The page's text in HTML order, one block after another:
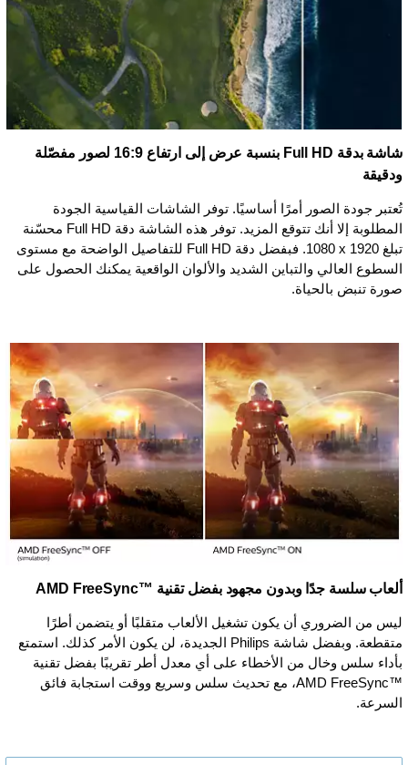
شاشة بدقة Full HD بنسبة عرض إلى ارتفاع 16:9 لصور مفصّلة
ودقيقة
تُعتبر جودة الصور أمرًا أساسيًا. توفر الشاشات القياسية الجودة
المطلوبة إلا أنك تتوقع المزيد. توفر هذه الشاشة دقة Full HD محسّنة
تبلغ ‏1920 x ‏1080. فبفضل دقة Full HD للتفاصيل الواضحة مع مستوى
السطوع العالي والتباين الشديد والألوان الواقعية يمكنك الحصول على
صورة تنبض بالحياة.
ألعاب سلسة جدًا وبدون مجهود بفضل تقنية AMD FreeSync™‎
ليس من الضروري أن يكون تشغيل الألعاب متقلبًا أو يتضمن أطرًا
متقطعة. وبفضل شاشة Philips الجديدة، لن يكون الأمر كذلك. استمتع
بأداء سلس وخال من الأخطاء على أي معدل أطر تقريبًا بفضل تقنية
AMD FreeSync™‎، مع تحديث سلس وسريع ووقت استجابة فائق
السرعة.